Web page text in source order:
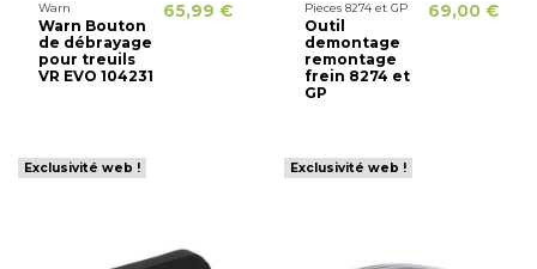
Warn
Warn Bouton
de débrayage
pour treuils
VR EVO 104231
65,99 € Pieces 8274 et GP
Outil
demontage
remontage
frein 8274 et
GP
69,00 €
Exclusivité web ! Exclusivité web !